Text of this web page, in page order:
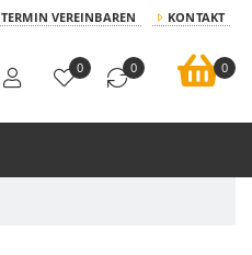
TERMIN VEREINBAREN KONTAKT
0 0 0